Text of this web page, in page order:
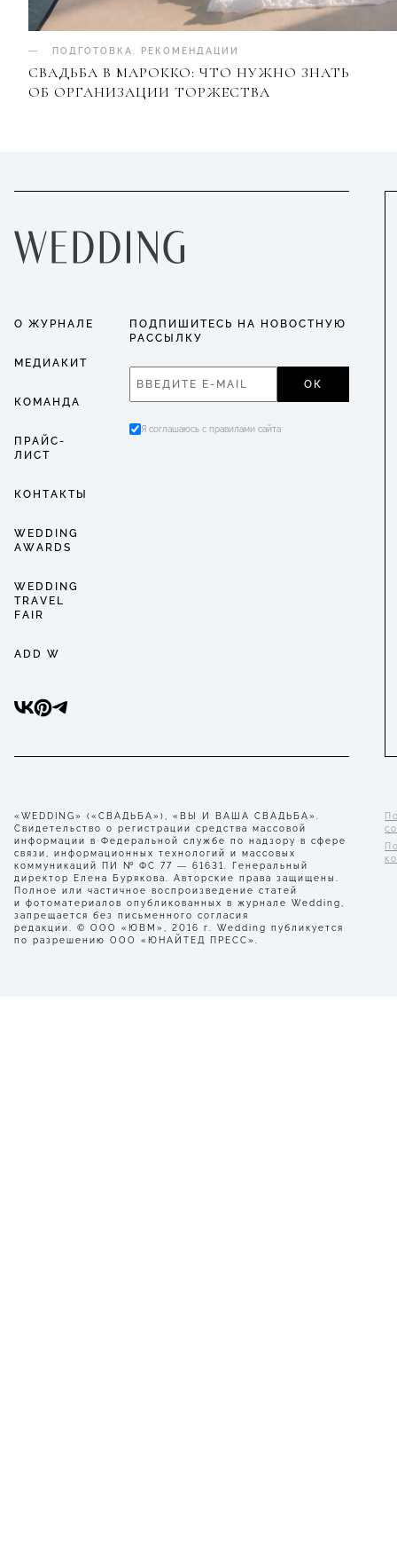
ПОДГОТОВКА РЕКОМЕНДАЦИИ
СВАДЬБА В МАРОККО: ЧТО НУЖНО ЗНАТЬ
ОБ ОРГАНИЗАЦИИ ТОРЖЕСТВА
О ЖУРНАЛЕ
МЕДИАКИТ
КОМАНДА
ПРАЙС-
ЛИСТ
КОНТАКТЫ
WEDDING
AWARDS
WEDDING
TRAVEL
FAIR
ADD W
ПОДПИШИТЕСЬ НА НОВОСТНУЮ
РАССЫЛКУ
ОК
Я соглашаюсь с правилами сайта
«WEDDING» («СВАДЬБА»), «ВЫ И ВАША СВАДЬБА».
Свидетельство о регистрации средства массовой
информации в Федеральной службе по надзору в сфере
связи, информационных технологий и массовых
коммуникаций ПИ № ФС 77 — 61631. Генеральный
директор Елена Бурякова. Авторские права защищены.
Полное или частичное воспроизведение статей
и фотоматериалов опубликованных в журнале Wedding,
запрещается без письменного согласия
редакции. © ООО «ЮВМ», 2016 г. Wedding публикуется
по разрешению ООО «ЮНАЙТЕД ПРЕСС».